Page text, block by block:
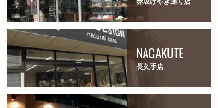
赤坂けやき通り店
NAGAKUTE
長久手店